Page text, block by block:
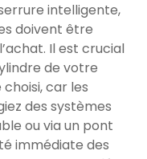
intelligente,
doivent être
Il est crucial
de votre
car les
des systèmes
ou via un pont
immédiate des